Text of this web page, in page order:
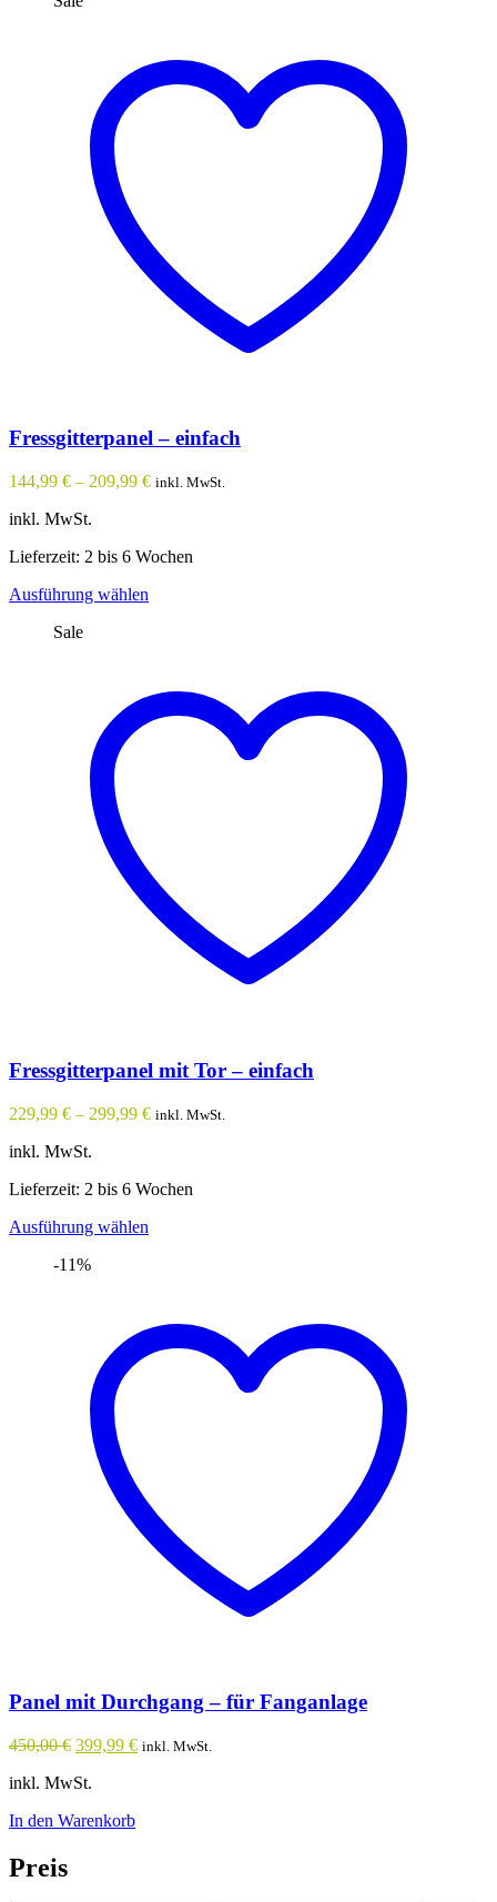
Fressgitterpanel – einfach
144,99 € – 209,99 € inkl. MwSt.
inkl. MwSt.
Lieferzeit: 2 bis 6 Wochen
Ausführung wählen
auf.
Die
Sale
Fressgitterpanel mit Tor – einfach
229,99 € – 299,99 € inkl. MwSt.
inkl. MwSt.
Lieferzeit: 2 bis 6 Wochen
Ausführung wählen
auf.
Die
-11%
Panel mit Durchgang – für Fanganlage
450,00€ Ursprünglicher
war:
399,99 €Aktueller
inkl. MwSt.
inkl. MwSt.
In den Warenkorb
Preis